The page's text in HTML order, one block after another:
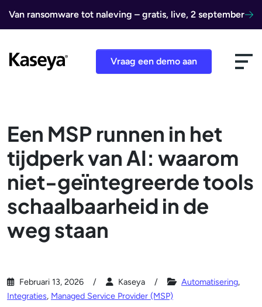
Van ransomware tot naleving – gratis, live, 2 september
Vraag een demo aan
Een MSP runnen in het
tijdperk van AI: waarom
niet-geïntegreerde tools
schaalbaarheid in de
weg staan
Februari 13, 2026 Kaseya Automatisering,
Integraties, Managed Service Provider (MSP)